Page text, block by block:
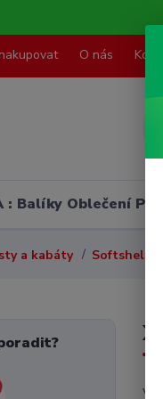
O nás
: Balíky Oblečení PO
a kabáty
XS
V